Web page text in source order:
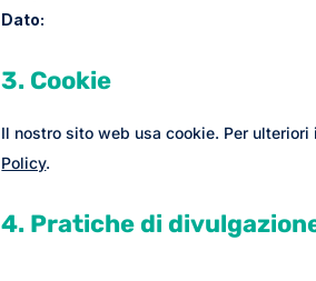
Dato:
3. Cookie
Il nostro sito web usa cookie. Per
Policy.
4. Pratiche di